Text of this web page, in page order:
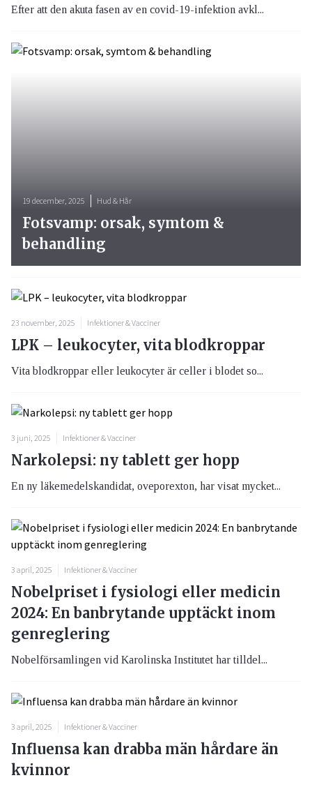
Efter att den akuta fasen av en covid-19-infektion avkl...
19 december, 2025 Hud & Hår
Fotsvamp: orsak, symtom &
behandling
23 november, 2025 Infektioner & Vacciner
LPK – leukocyter, vita blodkroppar
Vita blodkroppar eller leukocyter är celler i blodet so...
3 juni, 2025 Infektioner & Vacciner
Narkolepsi: ny tablett ger hopp
En ny läkemedelskandidat, oveporexton, har visat mycket...
3 april, 2025 Infektioner & Vacciner
Nobelpriset i fysiologi eller medicin
2024: En banbrytande upptäckt inom
genreglering
Nobelförsamlingen vid Karolinska Institutet har tilldel...
3 april, 2025 Infektioner & Vacciner
Influensa kan drabba män hårdare än
kvinnor